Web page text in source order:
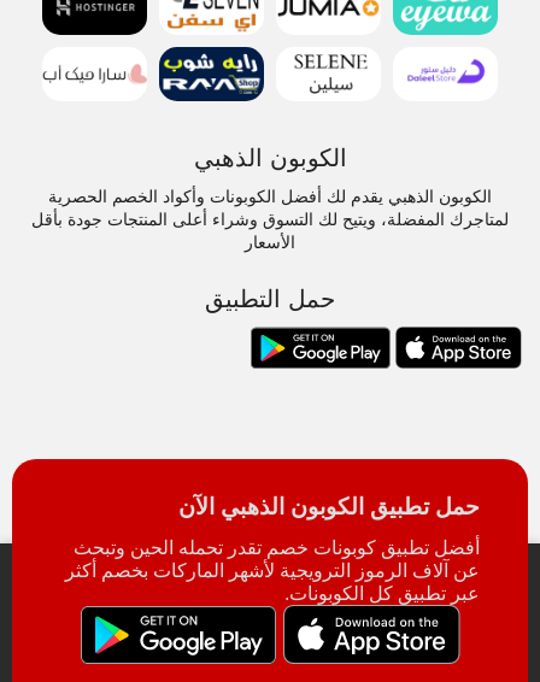
الكوبون الذهبي
الكوبون الذهبي يقدم لك أفضل الكوبونات وأكواد الخصم الحصرية
لمتاجرك المفضلة، ويتيح لك التسوق وشراء أعلى المنتجات جودة بأقل
الأسعار
حمل التطبيق
حمل تطبيق الكوبون الذهبي الآن
أفضل تطبيق كوبونات خصم تقدر تحمله الحين وتبحث
عن آلاف الرموز الترويجية لأشهر الماركات بخصم أكثر
عبر تطبيق كل الكوبونات.